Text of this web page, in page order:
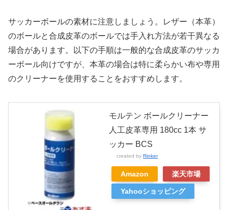
サッカーボールの素材に注意しましょう。レザー（本革）
のボールと合成皮革のボールでは手入れ方法が若干異なる
場合があります。以下の手順は一般的な合成皮革のサッカ
ーボール向けですが、本革の場合は特に柔らかい布や専用
のクリーナーを使用することをおすすめします。
モルテン ボールクリーナー
人工皮革専用 180cc 1本 サ
ッカー BCS
created by Rinker
Amazon 楽天市場
Yahooショッピング